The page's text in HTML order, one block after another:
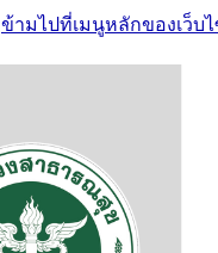
ข้ามไปที่เมนูหลักของเว็บ